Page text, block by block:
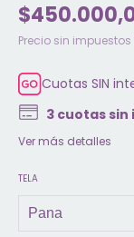
Precio sin impuestos
Cuotas SIN
3 cuotas sin
Ver más detalles
TELA